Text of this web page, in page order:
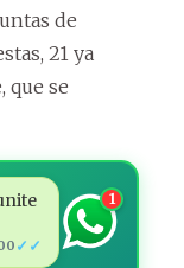
de
21 ya
que se
✓✓
1